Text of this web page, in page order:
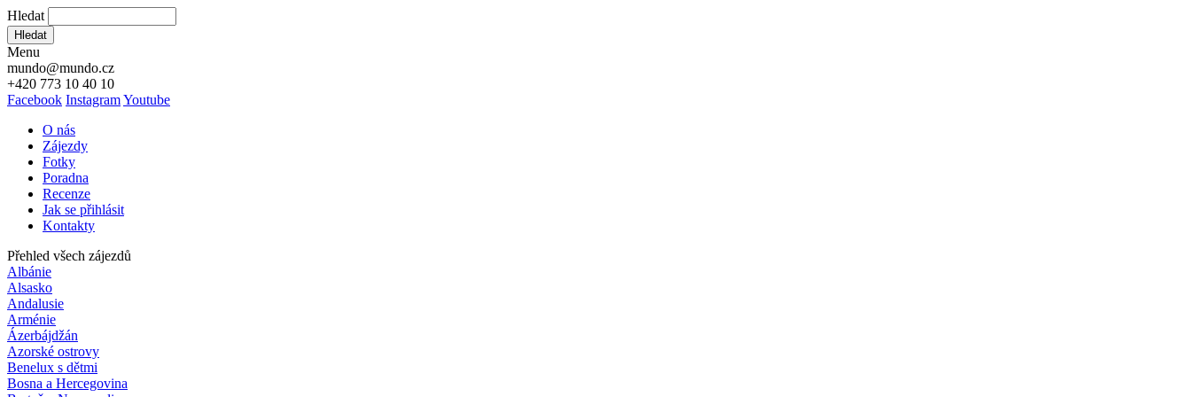
Hledat
Hledat
Menu
mundo@mundo.cz
+420 773 10 40 10
Facebook InstagramYoutube
O nás
Zájezdy
Fotky
Poradna
Recenze
Jak se přihlásit
Kontakty
Přehled všech zájezdů
Albánie
Alsasko
Andalusie
Arménie
Ázerbájdžán
Azorské ostrovy
Benelux s dětmi
Bosna a Hercegovina